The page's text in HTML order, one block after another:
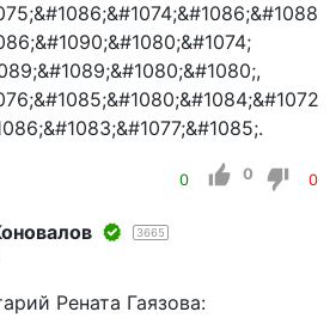
0 0 0
3665
Рената Гаязова: